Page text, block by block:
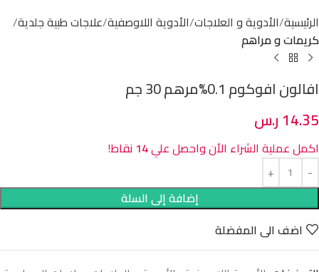
الرئيسية الأدوية و العلاجات الأدوية اللاوصفية علاجات طبية جلدية
كريمات و مراهم
افالون افوكوم 0.1%مرهم 30 جم
14.35 ر.س
اكمل عملية الشراء الأن واحصل علي14 نقاط!
إضافة إلى السلة
اضف الى المفضلة